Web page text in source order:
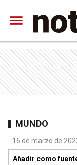
MUNDO
16 de marzo de
Añadir como